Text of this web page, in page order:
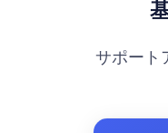
サポート